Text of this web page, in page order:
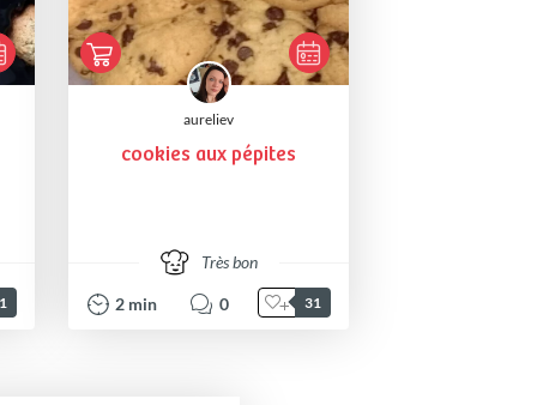
aureliev
cookies aux pépites
Très bon
2 min 0 31